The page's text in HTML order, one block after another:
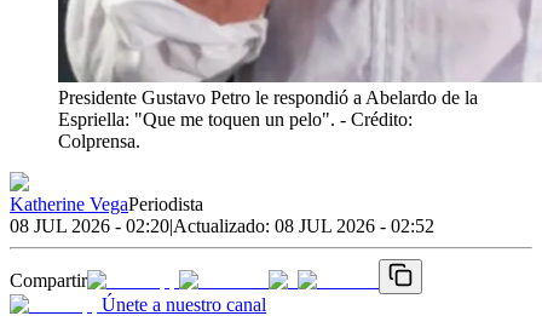
Presidente Gustavo Petro le respondió a Abelardo de la
Espriella: "Que me toquen un pelo". - Crédito:
Colprensa.
Katherine VegaPeriodista
08 JUL 2026 - 02:20|Actualizado: 08 JUL 2026 - 02:52
Compartir
Únete a nuestro canal